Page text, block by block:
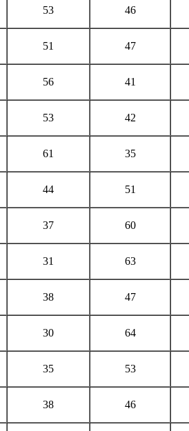
53 46
51 47
56 41
53 42
61 35
44 51
37 60
31 63
38 47
30 64
35 53
38 46